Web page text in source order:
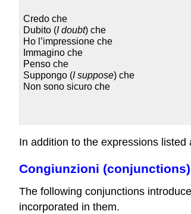
Credo che
Dubito (I doubt) che
Ho l’impressione che
Immagino che
Penso che
Suppongo (I suppose) che
Non sono sicuro che
In addition to the expressions
Congiunzioni (conjunctions)
The following conjunctions
incorporated in them.